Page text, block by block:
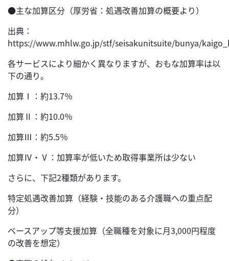
●主な加算区分（厚労省：処遇改善加算の概要より）
出典：
https://www.mhlw.go.jp/stf/seisakunitsuite/bunya/
各サービスにより細かく異なりますが、おもな加算率は以
下の通り。
加算Ⅰ：約13.7％
加算Ⅱ：約10.0％
加算Ⅲ：約5.5％
加算Ⅳ・Ⅴ：加算率が低いため取得事業所は少ない
さらに、下記2種類があります。
特定処遇改善加算（経験・技能のある介護職への重点配
分）
ベースアップ等支援加算（全職種を対象に月3,000円程度
の改善を想定）